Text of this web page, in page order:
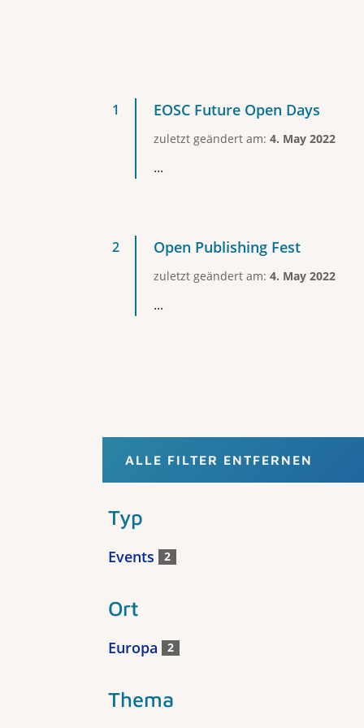
EOSC Future Open Days
zuletzt geändert am: 4. May 2022
...
Open Publishing Fest
zuletzt geändert am: 4. May 2022
...
ALLE FILTER ENTFERNEN
Typ
Events 2
Ort
Europa 2
Thema